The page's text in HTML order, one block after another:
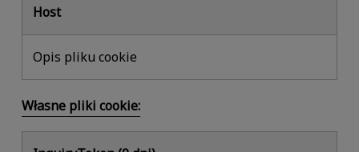
Host
Opis pliku cookie
Własne pliki cookie: